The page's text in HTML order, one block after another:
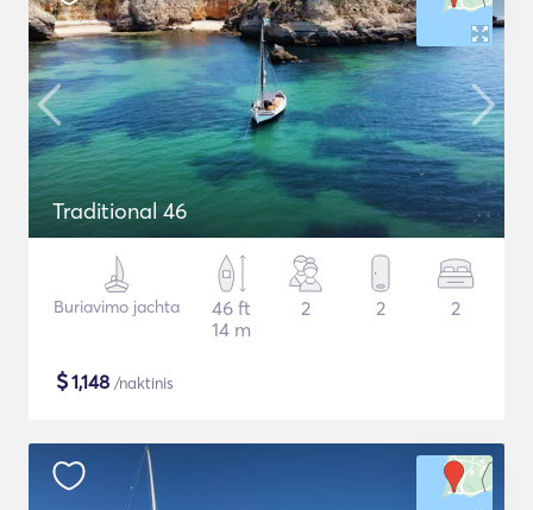
Traditional 46
Buriavimo jachta
46 ft
14 m
2 2 2
$1,148 /naktinis